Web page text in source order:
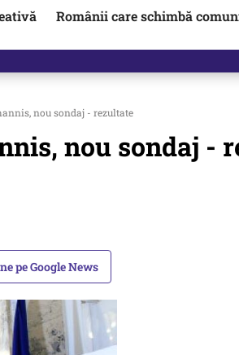
Românii care schimbă
nou sondaj - rezultate
nou sondaj -
pe Google News